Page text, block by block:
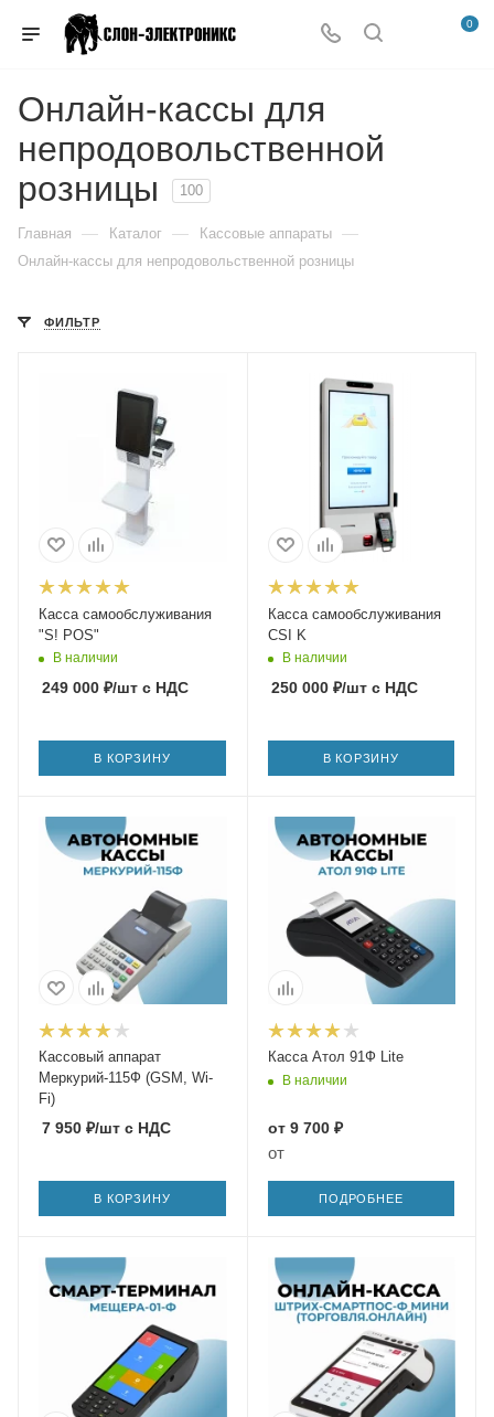
0
Онлайн-кассы для
непродовольственной
розницы
100
Главная — Каталог — Кассовые аппараты —
Онлайн-кассы для непродовольственной розницы
ФИЛЬТР
Касса самообслуживания
"S! POS"
В наличии
249 000 ₽/шт с НДС
В КОРЗИНУ
Касса самообслуживания
CSI K
В наличии
250 000₽/штс НДС
В КОРЗИНУ
Кассовый аппарат
Меркурий-115Ф (GSM, Wi-
Fi)
7 950 ₽/шт с НДС
В КОРЗИНУ
Касса Атол 91Ф Lite
В наличии
от 9 700 ₽
от
ПОДРОБНЕЕ